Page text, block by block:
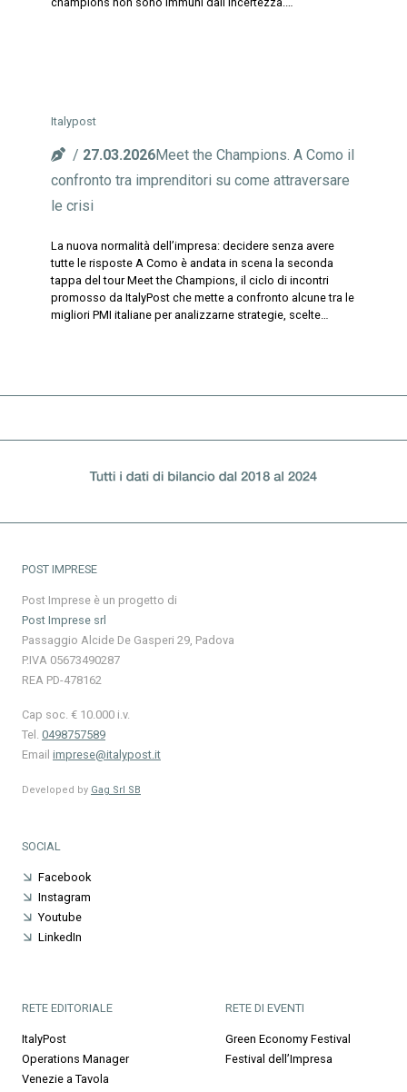
Italypost
27.03.2026Meet the Champions. A Como il
confronto tra imprenditori su come attraversare
le crisi
La nuova normalità dell’impresa: decidere senza avere
tutte le risposte A Como è andata in scena la seconda
tappa del tour Meet the Champions, il ciclo di incontri
promosso da ItalyPost che mette a confronto alcune tra le
migliori PMI italiane per analizzarne strategie, scelte…
POST IMPRESE
Post Imprese è un progetto di
Post Imprese srl
Passaggio Alcide De Gasperi 29, Padova
P.IVA 05673490287
REA PD-478162
Cap soc. € 10.000 i.v.
Tel. 0498757589
Email imprese@italypost.it
Developed by Gag Srl SB
SOCIAL
Facebook
Instagram
Youtube
LinkedIn
RETE EDITORIALE
ItalyPost
Operations Manager
Venezie a Tavola
RETE DI EVENTI
Green Economy Festival
Festival dell’Impresa